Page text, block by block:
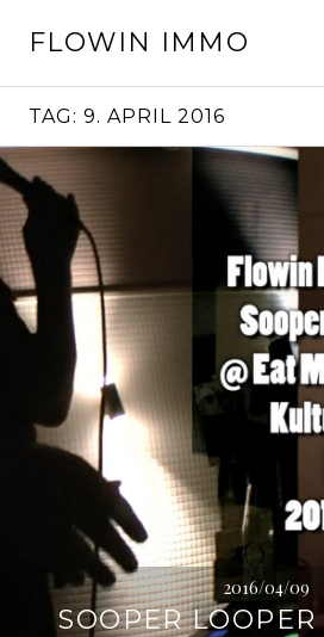
zumFLOWIN IMMO
TAG: 9. APRIL 2016
2016/04/09
SOOPER